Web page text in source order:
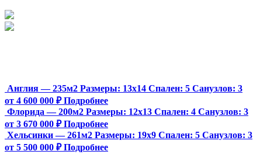
Англия — 235м2 Размеры: 13х14 Спален: 5 Санузлов: 3
от 4 600 000 ₽ Подробнее
Флорида — 200м2 Размеры: 12х13 Спален: 4 Санузлов: 3
от 3 670 000 ₽ Подробнее
Хельсинки — 261м2 Размеры: 19х9 Спален: 5 Санузлов: 3
от 5 500 000 ₽ Подробнее